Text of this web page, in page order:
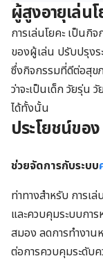
ผู้สูงอายุเล่น
การเล่นโยคะ เป็นกิ
ของผู้เล่น ปรับปรุงร
ซึ่งกิจกรรมที่ดีต่อสุข
ว่าจะเป็นเด็ก วัยรุ่น
ได้ทั้งนั้น
ประโยชน์ขอ
ช่วยจัดการกับระบบ
ท่าทางสำหรับ การเ
และควบคุมระบบการ
สมอง ลดการทำงา
ต่อการควบคุมระดับ